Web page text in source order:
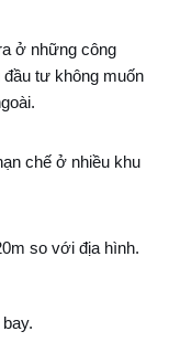
ở những công
tư không muốn
chế ở nhiều khu
so với địa hình.